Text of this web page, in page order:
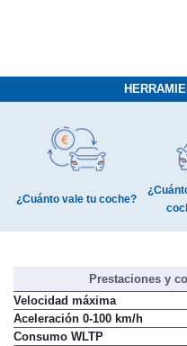
¿Cuánto vale tu coche?
Prestaciones y
Velocidad máxima
Aceleración 0-100 km/h
Consumo WLTP